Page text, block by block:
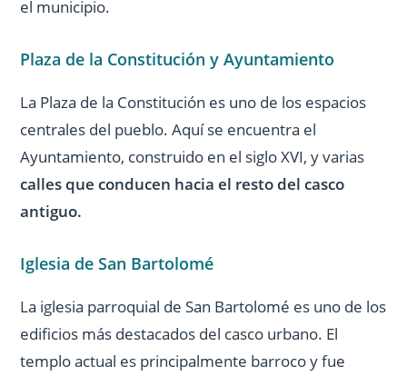
el municipio.
Plaza de la Constitución y Ayuntamiento
La Plaza de la Constitución es uno de los espacios
centrales del pueblo. Aquí se encuentra el
Ayuntamiento, construido en el siglo XVI, y varias
calles que conducen hacia el resto del casco
antiguo.
Iglesia de San Bartolomé
La iglesia parroquial de San Bartolomé es uno de los
edificios más destacados del casco urbano. El
templo actual es principalmente barroco y fue